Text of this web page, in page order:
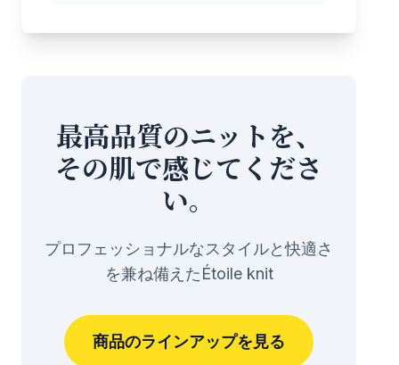
最高品質のニットを、
その肌で感じてくださ
い。
プロフェッショナルなスタイルと快適さ
を兼ね備えたÉtoile knit
商品のラインアップを見る